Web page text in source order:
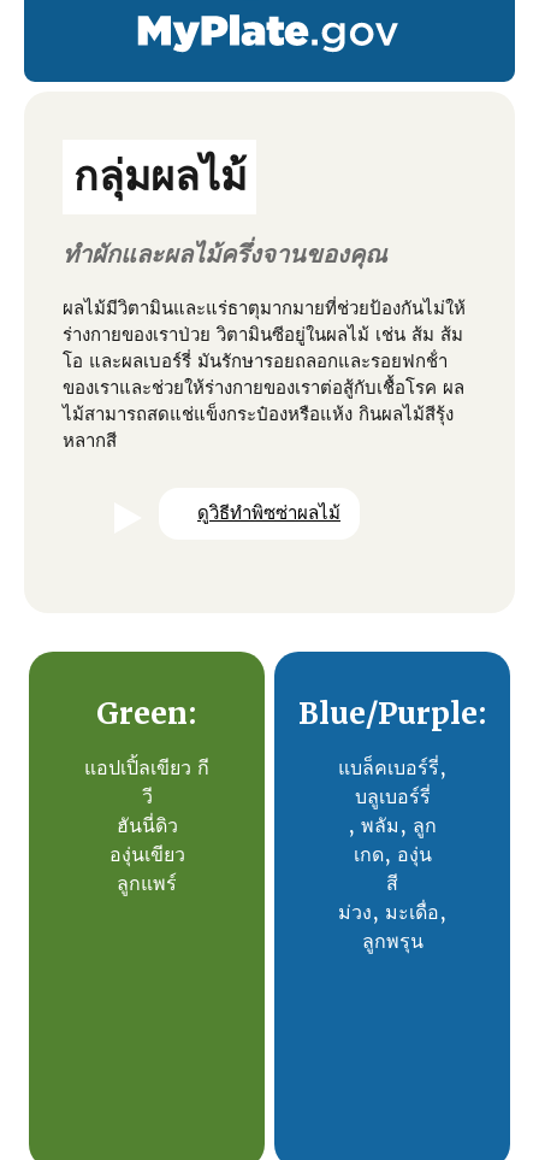
กลุ่มผลไม้
ทําผักและผลไม้ครึ่งจานของคุณ
ผลไม้มีวิตามินและแร่ธาตุมากมายที่ช่วยป้องกันไม่ให้
ร่างกายของเราป่วย วิตามินซีอยู่ในผลไม้ เช่น ส้ม ส้ม
โอ และผลเบอร์รี่ มันรักษารอยถลอกและรอยฟกช้ํา
ของเราและช่วยให้ร่างกายของเราต่อสู้กับเชื้อโรค ผล
ไม้สามารถสดแช่แข็งกระป๋องหรือแห้ง กินผลไม้สีรุ้ง
หลากสี
ดูวิธีทําพิซซ่าผลไม้
Green:
แอปเปิ้ลเขียว กี
วี
ฮันนี่ดิว
องุ่นเขียว
ลูกแพร์
Blue/Purple:
แบล็คเบอร์รี่,
บลูเบอร์รี่
, พลัม, ลูก
เกด, องุ่น
สี
ม่วง, มะเดื่อ,
ลูกพรุน